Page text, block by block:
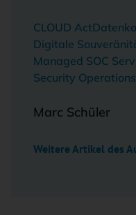
CLOUD Act
Digitale
Managed SOC
Security Operations
Marc Schüler
Weitere Artikel des